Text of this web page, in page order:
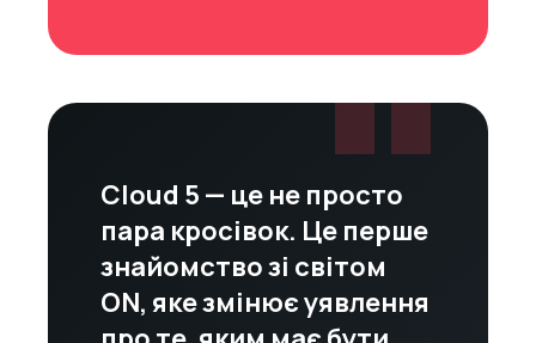
"
Cloud 5 — це не просто
пара кросівок. Це перше
знайомство зі світом
ON, яке змінює уявлення